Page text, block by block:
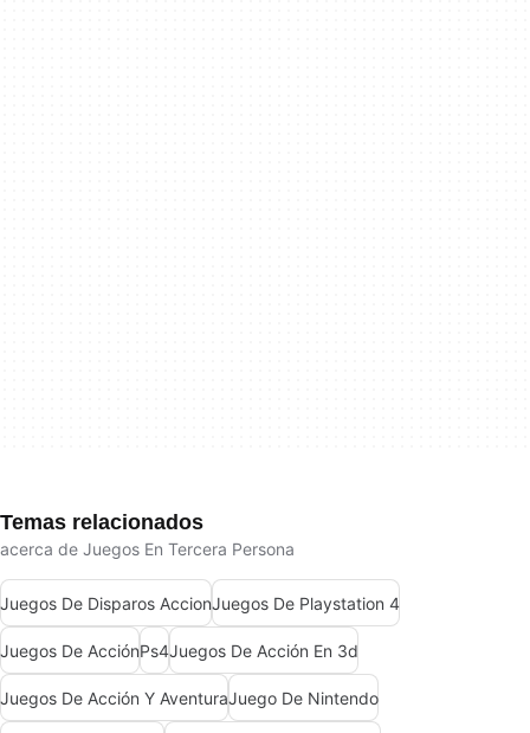
Temas relacionados
acerca de Juegos En Tercera Persona
Juegos De Disparos AccionJuegos De Playstation 4
Juegos De AcciónPs4Juegos De Acción En 3d
Juegos De Acción Y AventuraJuego De Nintendo